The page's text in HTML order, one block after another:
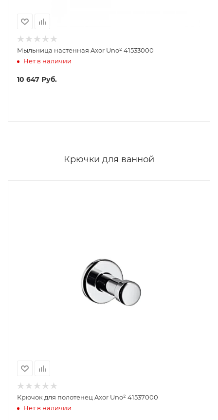
Мыльница настенная Axor Uno² 41533000
Нет в наличии
10 647 Руб.
Крючки для ванной
Крючок для полотенец Axor Uno² 41537000
Нет в наличии